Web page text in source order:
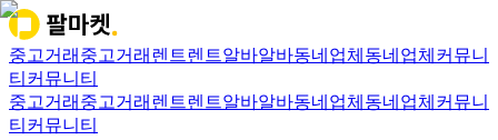
중고거래 중고거래 렌트렌트알바알바동네업체 동네업체 커뮤니
티 커뮤니티
중고거래 중고거래 렌트렌트알바알바동네업체 동네업체 커뮤니
티 커뮤니티